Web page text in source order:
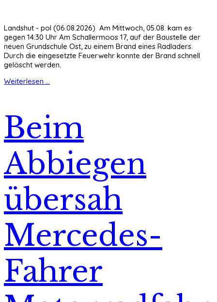
Landshut - pol (06.08.2026) Am Mittwoch, 05.08. kam es
gegen 14:30 Uhr Am Schallermoos 17, auf der Baustelle der
neuen Grundschule Ost, zu einem Brand eines Radladers.
Durch die eingesetzte Feuerwehr konnte der Brand schnell
gelöscht werden.
Weiterlesen ...
Beim
Abbiegen
übersah
Mercedes-
Fahrer